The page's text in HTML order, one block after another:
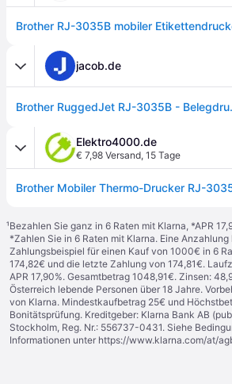
Brother RJ-3035B mobiler
jacob.de
Brother RuggedJet
Elektro4000.de
€ 7,98 Versand, 15 Tage
¹Bezahlen Sie ganz in 6 Raten mit Klarna, *APR
*Zahlen Sie in 6 Raten mit Klarna. Eine
Zahlungsbeispiel für einen Kauf von 1000€ in 6
174,82€ und die letzte Zahlung von 174,81€.
APR 17,90%. Gesamtbetrag 1048,91€. Zinsen:
Österreich lebende Personen über 18 Jahre.
von Klarna. Mindestkaufbetrag 25€ und
Bonitätsprüfung. Kreditgeber: Klarna Bank AB
Stockholm, Reg. Nr.: 556737-0431. Siehe
Informationen unter https://www.klarna.com/at/